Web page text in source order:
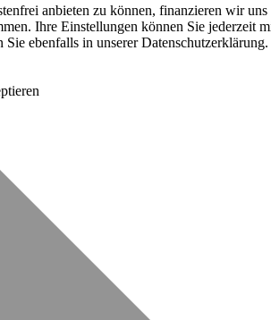
anbieten zu können, finanzieren wir
Ihre Einstellungen können Sie
ebenfalls in unserer Datenschutzerklärung.